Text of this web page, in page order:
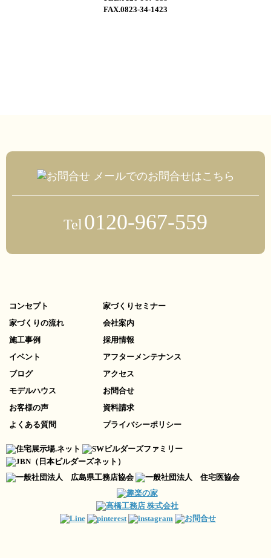
FAX.0823-34-1423
メールでのお問合せはこちら
Tel 0120-967-559
コンセプト
家づくりの流れ
施工事例
イベント
ブログ
モデルハウス
お客様の声
よくある質問
家づくりセミナー
会社案内
採用情報
アフターメンテナンス
アクセス
お問合せ
資料請求
プライバシーポリシー